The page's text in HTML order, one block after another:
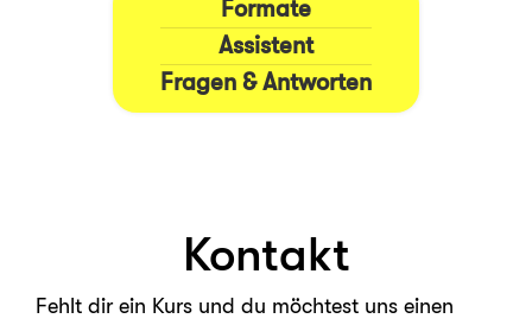
Formate
Assistent
Fragen & Antworten
Kontakt
Fehlt dir ein Kurs und du möchtest uns einen